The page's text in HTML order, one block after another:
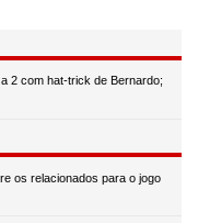
2 com hat-trick de Bernardo;
os relacionados para o jogo